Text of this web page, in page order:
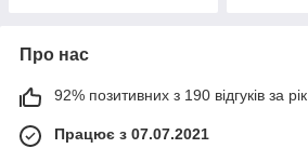
Про нас
92% позитивних з 190 відгуків за рік
Працює з 07.07.2021